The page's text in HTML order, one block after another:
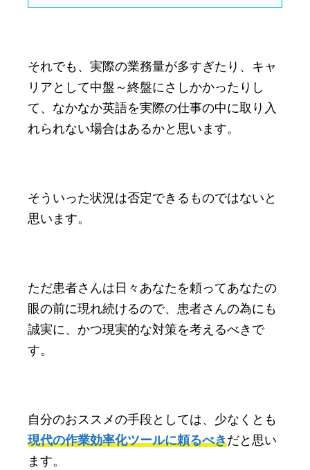
それでも、実際の業務量が多すぎたり、キャ
リアとして中盤～終盤にさしかかったりし
て、なかなか英語を実際の仕事の中に取り入
れられない場合はあるかと思います。
そういった状況は否定できるものではないと
思います。
ただ患者さんは日々あなたを頼ってあなたの
眼の前に現れ続けるので、患者さんの為にも
誠実に、かつ現実的な対策を考えるべきで
す。
自分のおススメの手段としては、少なくとも
現代の作業効率化ツールに頼るべきだと思い
ます。